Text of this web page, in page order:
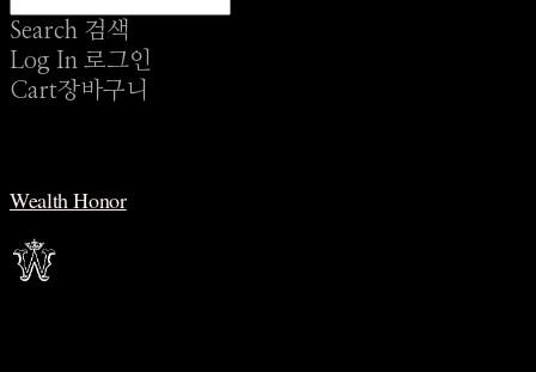
Search 검색
Log In 로그인
Cart장바구니
Wealth Honor